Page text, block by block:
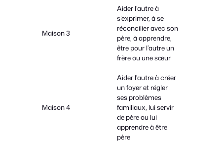
Maison 3
Aider l’autre à
s’exprimer, à se
réconcilier avec son
père, à apprendre,
être pour l’autre un
frère ou une sœur
Maison 4
Aider l’autre à créer
un foyer et régler
ses problèmes
familiaux, lui servir
de père ou lui
apprendre à être
père